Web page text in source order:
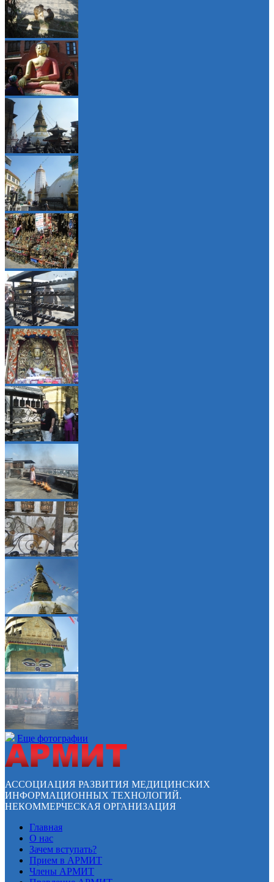
Еще фотографии
АССОЦИАЦИЯ РАЗВИТИЯ МЕДИЦИНСКИХ
ИНФОРМАЦИОННЫХ ТЕХНОЛОГИЙ.
НЕКОММЕРЧЕСКАЯ ОРГАНИЗАЦИЯ
Главная
О нас
Зачем вступать?
Прием в АРМИТ
Члены АРМИТ